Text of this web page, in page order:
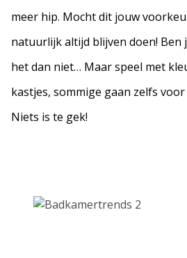
meer hip. Mocht dit jouw
natuurlijk altijd blijven doen! Ben
het dan niet… Maar speel met
kastjes, sommige gaan zelfs
Niets is te gek!